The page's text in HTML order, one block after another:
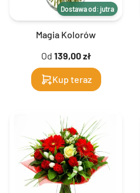
Dostawa od: jutra
Magia Kolorów
Od 139,00 zł
Kup teraz